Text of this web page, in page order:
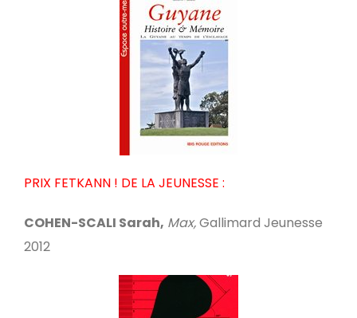
PRIX FETKANN ! DE LA JEUNESSE :
COHEN-SCALI Sarah, Max,Gallimard Jeunesse
2012